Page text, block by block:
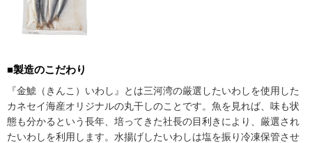
■製造のこだわり
『金鯱（きんこ）いわし』とは三河湾の厳選したいわしを使用した
カネセイ海産オリジナルの丸干しのことです。魚を見れば、味も状
態も分かるという長年、培ってきた社長の目利きにより、厳選され
たいわしを利用します。水揚げしたいわしは塩を振り冷凍保管させ